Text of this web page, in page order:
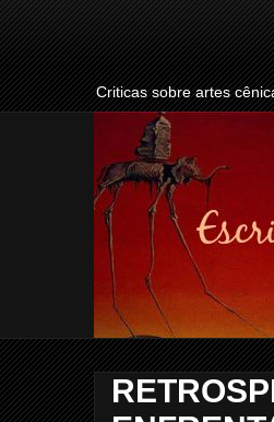
Criticas sobre artes